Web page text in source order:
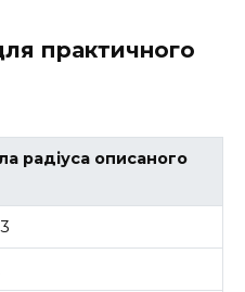
практичного
радіуса описаного